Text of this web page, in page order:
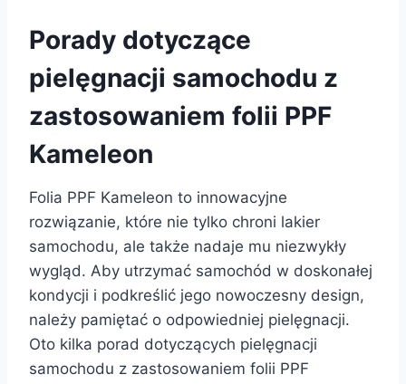
Porady dotyczące
pielęgnacji samochodu z
zastosowaniem folii PPF
Kameleon
Folia PPF Kameleon to innowacyjne
rozwiązanie, które nie tylko chroni lakier
samochodu, ale także nadaje mu niezwykły
wygląd. Aby utrzymać samochód w doskonałej
kondycji i podkreślić jego nowoczesny design,
należy pamiętać o odpowiedniej pielęgnacji.
Oto kilka porad dotyczących pielęgnacji
samochodu z zastosowaniem folii PPF